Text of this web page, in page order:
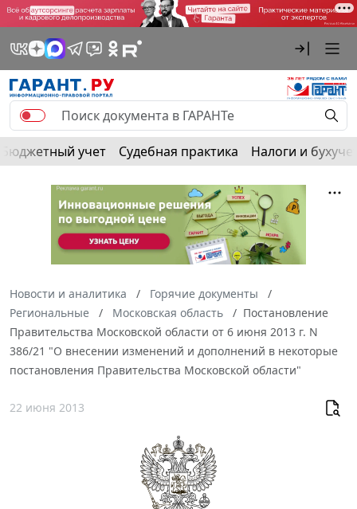
Бюджетный учет Судебная практика Налоги и
Новости и аналитика
Горячие документы
Региональные
Московская область
Постановление
Правительства Московской области от 6 июня 2013 г. N
386/21 "О внесении изменений и дополнений в некоторые
постановления Правительства Московской области"
22 июня 2013